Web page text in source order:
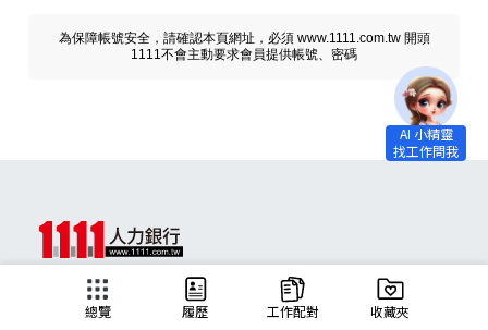
為保障帳號安全，請確認本頁網址，必須 www.1111.com.tw 開頭
1111不會主動要求會員提供帳號、密碼
總覽 履歷 工作配對 收藏夾